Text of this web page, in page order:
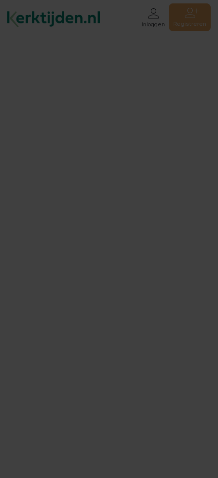
Inloggen Registreren